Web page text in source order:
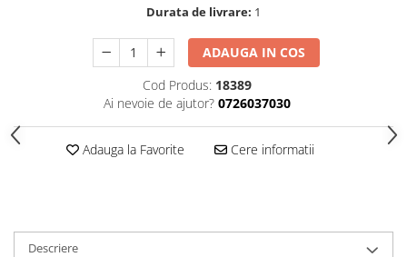
Durata de livrare: 1
ADAUGA IN COS
Cod Produs: 18389
Ai nevoie de ajutor? 0726037030
Adauga la Favorite Cere informatii
Descriere